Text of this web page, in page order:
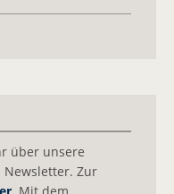
über unsere
Zur